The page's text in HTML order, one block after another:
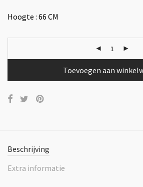
Hoogte : 66 CM
Toevoegen aan
Beschrijving
Extra informatie